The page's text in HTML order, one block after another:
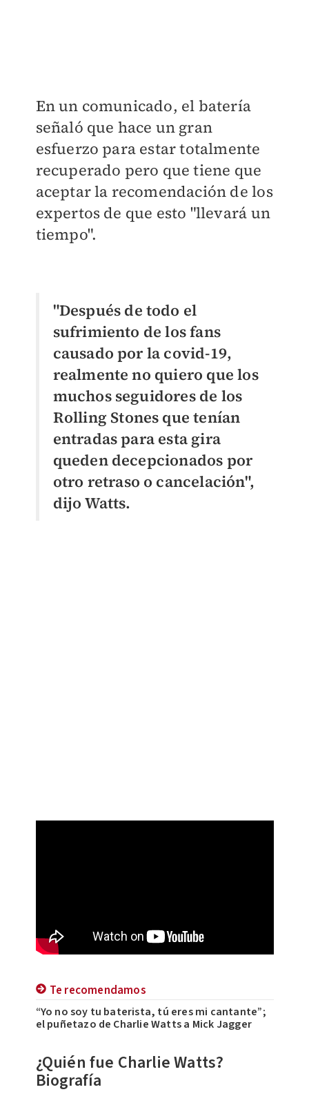
En un comunicado, el batería
señaló que hace un gran
esfuerzo para estar totalmente
recuperado pero que tiene que
aceptar la recomendación de los
expertos de que esto "llevará un
tiempo".
"Después de todo el
sufrimiento de los fans
causado por la covid-19,
realmente no quiero que los
muchos seguidores de los
Rolling Stones que tenían
entradas para esta gira
queden decepcionados por
otro retraso o cancelación",
dijo Watts.
Te recomendamos
“Yo no soy tu baterista, tú eres mi cantante”;
el puñetazo de Charlie Watts a Mick Jagger
¿Quién fue Charlie Watts?
Biografía